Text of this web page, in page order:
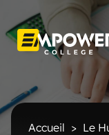
Accueil > Le